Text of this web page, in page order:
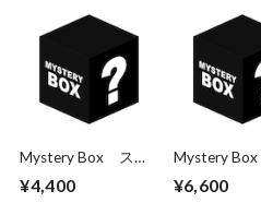
Mystery Box ステ
¥4,400
Mystery
¥6,600